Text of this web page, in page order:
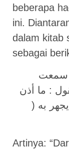
beberapa
ini.
dalam kitab
sebagai
سمعت
: ما أذن
به (
Artinya: